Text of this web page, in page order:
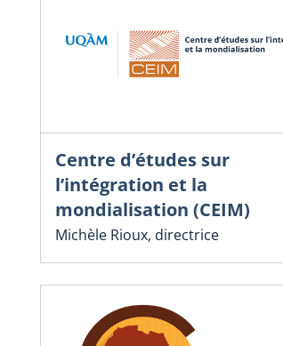
Centre d’études sur
l’intégration et la
mondialisation (CEIM)
Michèle Rioux, directrice